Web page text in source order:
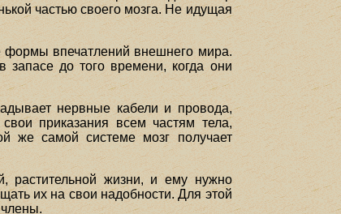
частью своего мозга. Не идущая
формы впечатлений внешнего мира.
запасе до того времени, когда они
нервные кабели и провода,
приказания всем частям тела,
же самой системе мозг получает
растительной жизни, и ему нужно
их на свои надобности. Для этой